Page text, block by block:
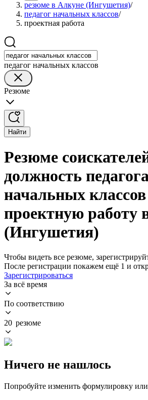
резюме в Алкуне (Ингушетия)/
педагог начальных классов/
проектная работа
педагог начальных классов
Резюме
Найти
Резюме
должность
начальных
проектную работу
(Ингушетия)
Чтобы видеть все резюме,
После регистрации покажем ещё 1 и
Зарегистрироваться
За всё время
По соответствию
20 резюме
Ничего не нашлось
Попробуйте изменить формулировку